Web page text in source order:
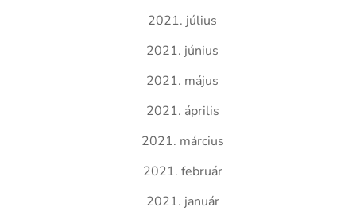
2021. július
2021. június
2021. május
2021. április
2021. március
2021. február
2021. január